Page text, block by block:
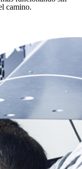
camino.